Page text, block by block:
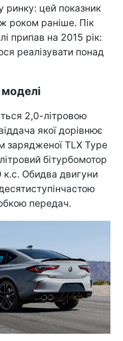
ринку: цей показник
роком раніше. Пік
припав на 2015 рік:
реалізувати понад
2,0-літровою
якої дорівнює
зарядженої TLX Type
бітурбомотор
Обидва двигуни
передач.